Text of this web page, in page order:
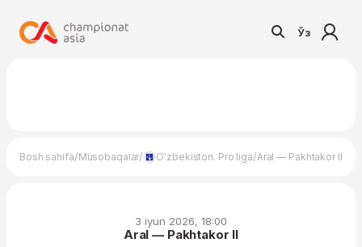
Ўз
Bosh sahifa/Musobaqalar/ O'zbekiston. Pro liga/Aral — Pakhtakor II
3 iyun 2026, 18:00
Aral — Pakhtakor II